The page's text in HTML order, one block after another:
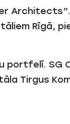
Rīgā,
SG
Tirgus